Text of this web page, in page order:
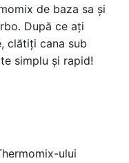
de baza sa și
După ce ați
clătiți cana sub
simplu și rapid!
ului